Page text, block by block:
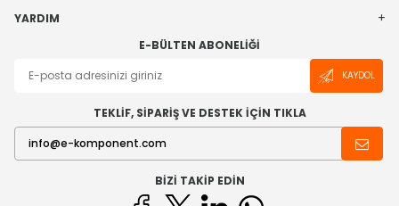
YARDIM
E-BÜLTEN ABONELIĞI
KAYDOL
TEKLİF, SİPARİŞ VE DESTEK İÇİN TIKLA
BIZI TAKIP EDIN